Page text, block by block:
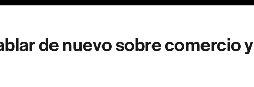
de nuevo sobre comercio y